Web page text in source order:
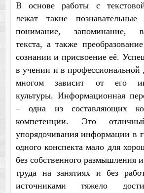
В основе работы с
лежат такие
понимание, запоминание,
текста, а также
сознании и присвоение её.
в учении и в профессиональной
многом зависит от его
культуры. Информационная
– одна из составляющих
компетенции. Это
упорядочивания информации в
одного конспекта мало для
без собственного размышления
труда на занятиях и без
источниками тяжело